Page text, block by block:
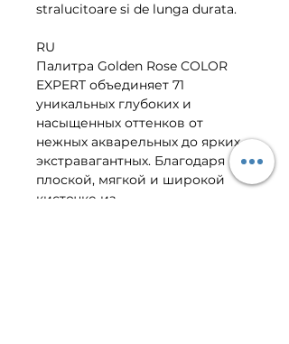
stralucitoare si de lunga durata.
RU
Палитра Golden Rose COLOR
EXPERT объединяет 71
уникальных глубоких и
насыщенных оттенков от
нежных акварельных до ярких
экстравагантных. Благодаря
плоской, мягкой и широкой
кисточке из